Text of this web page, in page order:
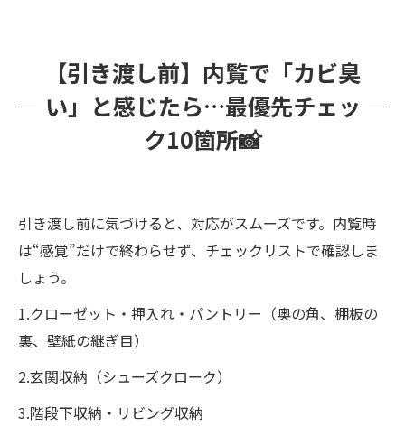
【引き渡し前】内覧で「カビ臭
い」と感じたら…最優先チェッ
ク10箇所📸
引き渡し前に気づけると、対応がスムーズです。内覧時
は“感覚”だけで終わらせず、チェックリストで確認しま
しょう。
1.クローゼット・押入れ・パントリー（奥の角、棚板の
裏、壁紙の継ぎ目）
2.玄関収納（シューズクローク）
3.階段下収納・リビング収納